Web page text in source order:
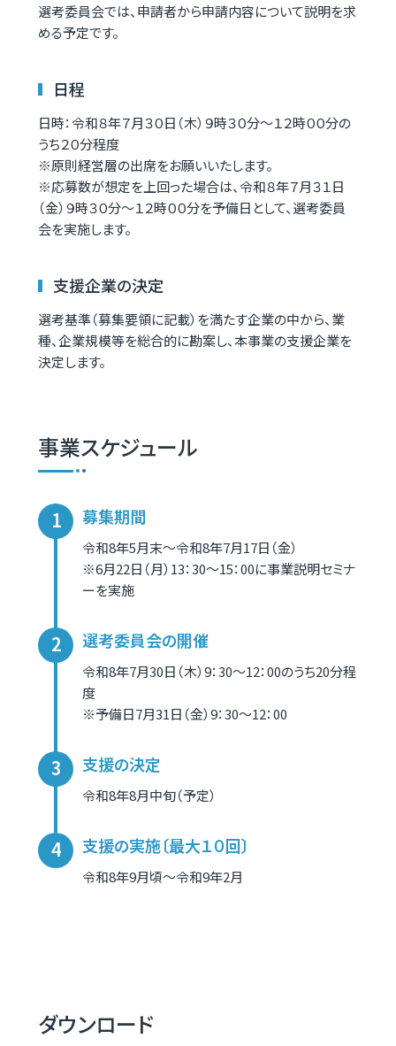
選考委員会では、申請者から申請内容について説明を求
める予定です。
日程
日時：令和８年７月３０日（木）９時３０分～１２時００分の
うち２０分程度
※原則経営層の出席をお願いいたします。
※応募数が想定を上回った場合は、令和８年７月３１日
（金）９時３０分～１２時００分を予備日として、選考委員
会を実施します。
支援企業の決定
選考基準（募集要領に記載）を満たす企業の中から、業
種、企業規模等を総合的に勘案し、本事業の支援企業を
決定します。
事業スケジュール
募集期間
令和8年5月末～令和8年7月17日（金）
※6月22日（月）13：30～15：00に事業説明セミナ
ーを実施
選考委員会の開催
令和8年7月30日（木）9：30～12：00のうち20分程
度
※予備日7月31日（金）9：30～12：00
支援の決定
令和8年8月中旬（予定）
支援の実施〔最大１０回〕
令和8年9月頃～令和9年2月
ダウンロード